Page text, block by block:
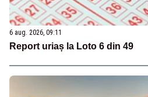
6 aug. 2026, 09:11
Report uriaș la Loto 6 din 49